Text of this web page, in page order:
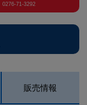
0276-71-3292
販売情報